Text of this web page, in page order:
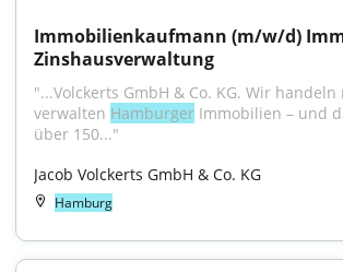
Immobilienkaufmann (m/w/d)
Zinshausverwaltung
"...Volckerts GmbH & Co. KG. Wir
verwalten Hamburger Immobilien – und
über 150..."
Jacob Volckerts GmbH & Co. KG
Hamburg